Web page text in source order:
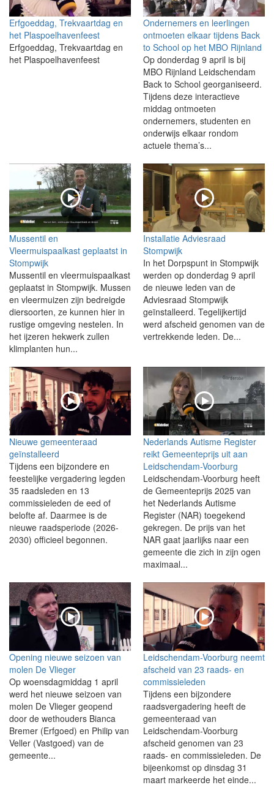
Erfgoeddag, Trekvaartdag en
het Plaspoelhavenfeest
Erfgoeddag, Trekvaartdag en
het Plaspoelhavenfeest
Ondernemers en leerlingen
ontmoeten elkaar tijdens Back
to School op het MBO Rijnland
Op donderdag 9 april is bij
MBO Rijnland Leidschendam
Back to School georganiseerd.
Tijdens deze interactieve
middag ontmoeten
ondernemers, studenten en
onderwijs elkaar rondom
actuele thema’s...
Mussentil en
Vleermuispaalkast geplaatst in
Stompwijk
Mussentil en vleermuispaalkast
geplaatst in Stompwijk. Mussen
en vleermuizen zijn bedreigde
diersoorten, ze kunnen hier in
rustige omgeving nestelen. In
het ijzeren hekwerk zullen
klimplanten hun...
Installatie Adviesraad
Stompwijk
In het Dorpspunt in Stompwijk
werden op donderdag 9 april
de nieuwe leden van de
Adviesraad Stompwijk
geïnstalleerd. Tegelijkertijd
werd afscheid genomen van de
vertrekkende leden. De...
Nieuwe gemeenteraad
geïnstalleerd
Tijdens een bijzondere en
feestelijke vergadering legden
35 raadsleden en 13
commissieleden de eed of
belofte af. Daarmee is de
nieuwe raadsperiode (2026-
2030) officieel begonnen.
Nederlands Autisme Register
reikt Gemeenteprijs uit aan
Leidschendam-Voorburg
Leidschendam-Voorburg heeft
de Gemeenteprijs 2025 van
het Nederlands Autisme
Register (NAR) toegekend
gekregen. De prijs van het
NAR gaat jaarlijks naar een
gemeente die zich in zijn ogen
maximaal...
Opening nieuwe seizoen van
molen De Vlieger
Op woensdagmiddag 1 april
werd het nieuwe seizoen van
molen De Vlieger geopend
door de wethouders Bianca
Bremer (Erfgoed) en Philip van
Veller (Vastgoed) van de
gemeente...
Leidschendam-Voorburg neemt
afscheid van 23 raads- en
commissieleden
Tijdens een bijzondere
raadsvergadering heeft de
gemeenteraad van
Leidschendam-Voorburg
afscheid genomen van 23
raads- en commissieleden. De
bijeenkomst op dinsdag 31
maart markeerde het einde...